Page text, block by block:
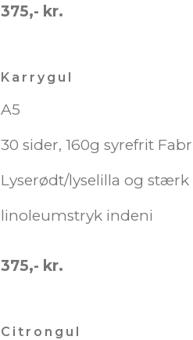
375,- kr.
Karrygul
A5
30 sider, 160g syrefrit
Lyserødt/lyselilla og stærk
linoleumstryk indeni
375,- kr.
Citrongul